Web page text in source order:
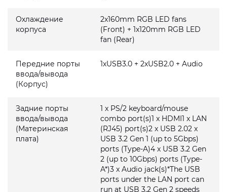
Охлаждение
корпуса
2x160mm RGB LED fans
(Front) + 1x120mm RGB LED
fan (Rear)
Передние порты
ввода/вывода
(Корпус)
1xUSB3.0 + 2xUSB2.0 + Audio
Задние порты
ввода/вывода
(Материнская
плата)
1 x PS/2 keyboard/mouse
combo port(s)1 x HDMI1 x LAN
(RJ45) port(s)2 x USB 2.02 x
USB 3.2 Gen 1 (up to 5Gbps)
ports (Type-A)4 x USB 3.2 Gen
2 (up to 10Gbps) ports (Type-
A*)3 x Audio jack(s)*The USB
ports under the LAN port can
run at USB 3.2 Gen 2 speeds